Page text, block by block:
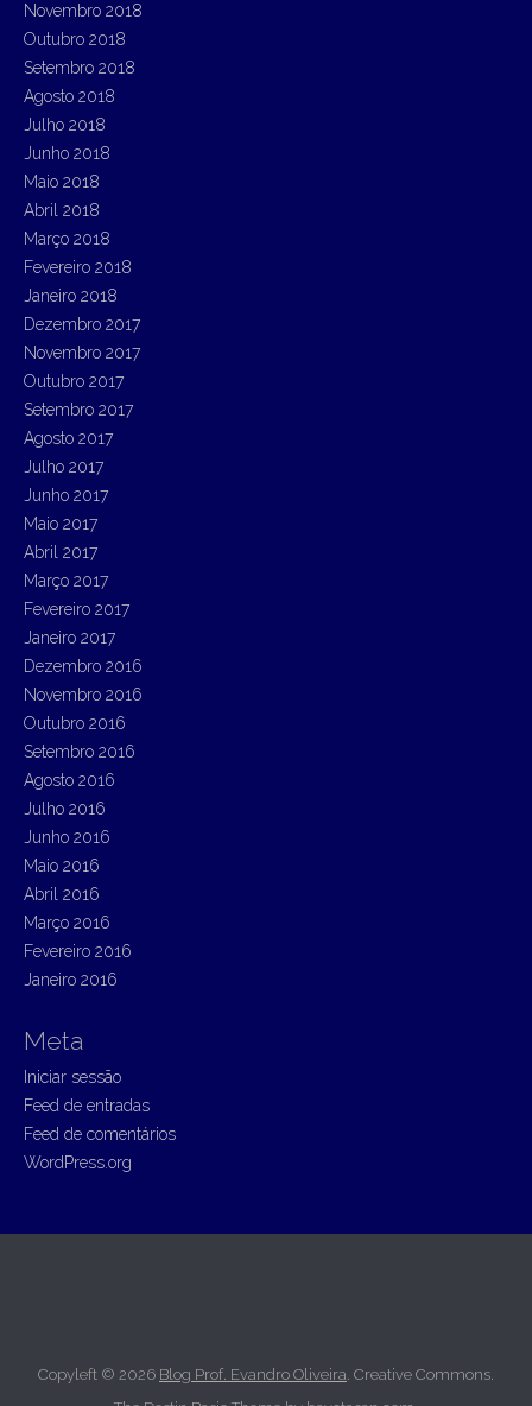
Novembro 2018
Outubro 2018
Setembro 2018
Agosto 2018
Julho 2018
Junho 2018
Maio 2018
Abril 2018
Março 2018
Fevereiro 2018
Janeiro 2018
Dezembro 2017
Novembro 2017
Outubro 2017
Setembro 2017
Agosto 2017
Julho 2017
Junho 2017
Maio 2017
Abril 2017
Março 2017
Fevereiro 2017
Janeiro 2017
Dezembro 2016
Novembro 2016
Outubro 2016
Setembro 2016
Agosto 2016
Julho 2016
Junho 2016
Maio 2016
Abril 2016
Março 2016
Fevereiro 2016
Janeiro 2016
Meta
Iniciar sessão
Feed de entradas
Feed de comentários
WordPress.org
Copyleft © 2026 Blog Prof. Evandro Oliveira. Creative Commons.